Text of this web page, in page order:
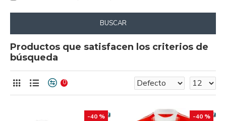
BUSCAR
Productos que satisfacen los criterios de
búsqueda
0
-40 % -40 %